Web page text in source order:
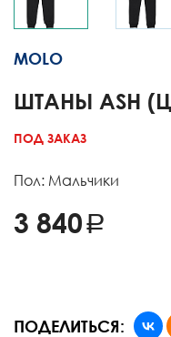
MOLO
ШТАНЫ ASH
ПОД ЗАКАЗ
Пол: Мальчики
3 840
ПОДЕЛИТЬСЯ: